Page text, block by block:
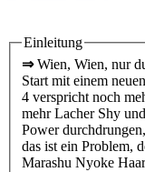
Einleitung
⇒Wien, Wien, nur
Start mit einem
4 verspricht noch
mehr Lacher Shy
Power
das ist ein Problem,
Marashu Nyoke